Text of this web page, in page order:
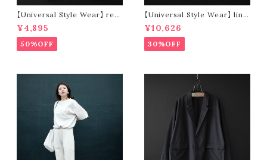
【Universal Style Wear】 res
ort shirt (yellow × blue)
¥4,895
50%OFF
【Universal Style Wear】 line
n mexican parka (off white)
¥10,626
30%OFF